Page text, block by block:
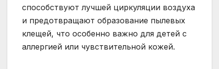
способствуют лучшей циркуляции воздуха
и предотвращают образование пылевых
клещей, что особенно важно для детей с
аллергией или чувствительной кожей.